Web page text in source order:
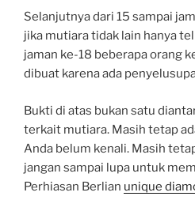
Selanjutnya dari 15 sampai
jika mutiara tidak lain hanya
jaman ke-18 beberapa orang
dibuat karena ada
Bukti di atas bukan satu
terkait mutiara. Masih tetap
Anda belum kenali. Masih
jangan sampai lupa untuk
Perhiasan Berlian unique